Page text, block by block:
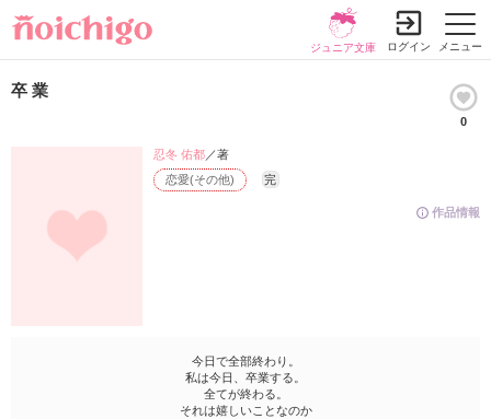
メニュー
ジュニア文庫 ログイン
卒 業
0
作品情報
恋愛(その他) 完
忍冬 佑都／著
今日で全部終わり。
私は今日、卒業する。
全てが終わる。
それは嬉しいことなのか